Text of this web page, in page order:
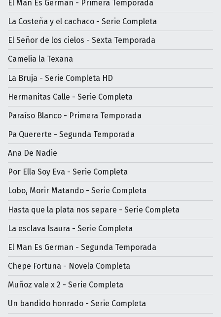
El Man Es German - Primera Temporada
La Costeña y el cachaco - Serie Completa
El Señor de los cielos - Sexta Temporada
Camelia la Texana
La Bruja - Serie Completa HD
Hermanitas Calle - Serie Completa
Paraíso Blanco - Primera Temporada
Pa Quererte - Segunda Temporada
Ana De Nadie
Por Ella Soy Eva - Serie Completa
Lobo, Morir Matando - Serie Completa
Hasta que la plata nos separe - Serie Completa
La esclava Isaura - Serie Completa
El Man Es German - Segunda Temporada
Chepe Fortuna - Novela Completa
Muñoz vale x 2 - Serie Completa
Un bandido honrado - Serie Completa